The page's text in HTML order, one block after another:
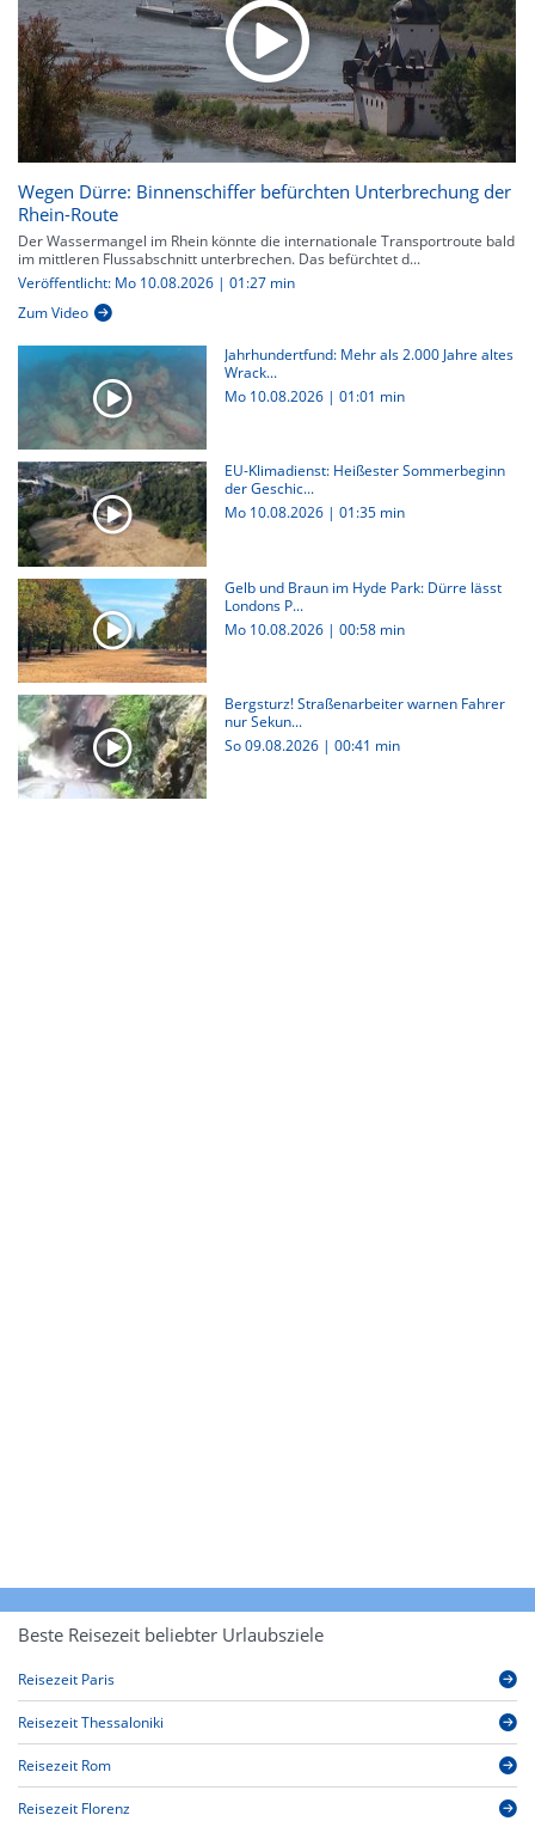
Wegen Dürre: Binnenschiffer befürchten Unterbrechung der
Rhein-Route
Der Wassermangel im Rhein könnte die internationale Transportroute bald
im mittleren Flussabschnitt unterbrechen. Das befürchtet d...
Veröffentlicht: Mo 10.08.2026 | 01:27 min
Zum Video
Jahrhundertfund: Mehr als 2.000 Jahre altes
Wrack...
Mo 10.08.2026 | 01:01 min
EU-Klimadienst: Heißester Sommerbeginn
der Geschic...
Mo 10.08.2026 | 01:35 min
Gelb und Braun im Hyde Park: Dürre lässt
Londons P...
Mo 10.08.2026 | 00:58 min
Bergsturz! Straßenarbeiter warnen Fahrer
nur Sekun...
So 09.08.2026 | 00:41 min
Beste Reisezeit beliebter Urlaubsziele
Reisezeit Paris
Reisezeit Thessaloniki
Reisezeit Rom
Reisezeit Florenz